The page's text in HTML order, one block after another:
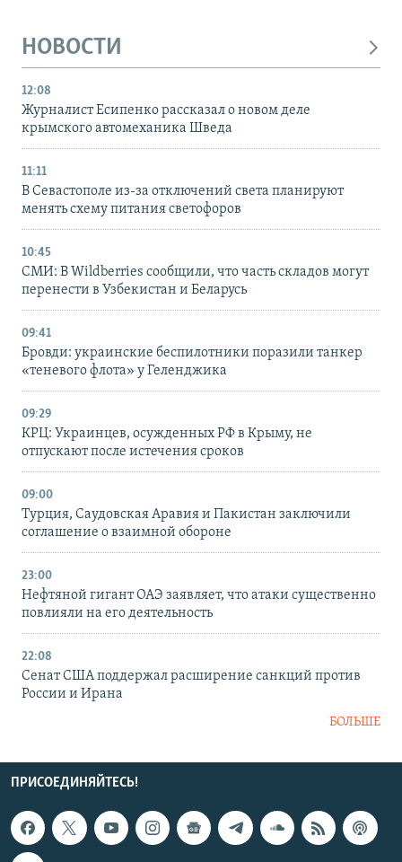
НОВОСТИ
12:08
Журналист Есипенко рассказал о новом деле
крымского автомеханика Шведа
11:11
В Севастополе из-за отключений света планируют
менять схему питания светофоров
10:45
СМИ: В Wildberries сообщили, что часть складов могут
перенести в Узбекистан и Беларусь
09:41
Бровди: украинские беспилотники поразили танкер
«теневого флота» у Геленджика
09:29
КРЦ: Украинцев, осужденных РФ в Крыму, не
отпускают после истечения сроков
09:00
Турция, Саудовская Аравия и Пакистан заключили
соглашение о взаимной обороне
23:00
Нефтяной гигант ОАЭ заявляет, что атаки существенно
повлияли на его деятельность
22:08
Сенат США поддержал расширение санкций против
России и Ирана
БОЛЬШЕ
ПРИСОЕДИНЯЙТЕСЬ!